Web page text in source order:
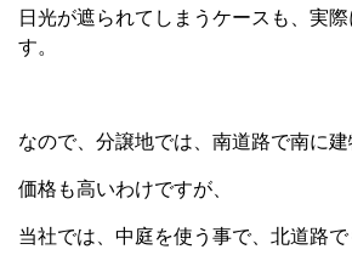
日光が遮られてしまうケースも、実
す。
なので、分譲地では、南道路で南に
価格も高いわけですが、
当社では、中庭を使う事で、北道路で